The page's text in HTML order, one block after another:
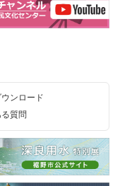
ンロード
質問